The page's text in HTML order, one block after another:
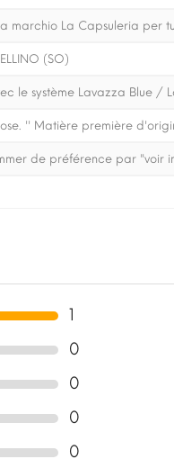
marchio La Capsuleria per
(SO)
le système Lavazza Blue /
'' Matière première
de préférence par "voir
1
0
0
0
0